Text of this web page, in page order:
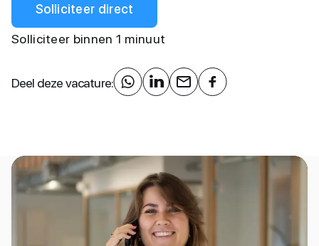
Solliciteer direct
Solliciteer binnen 1 minuut
Deel deze vacature: